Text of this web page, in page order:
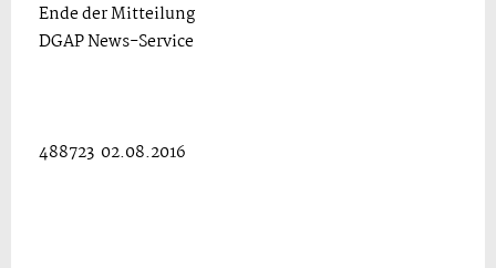
Ende der Mitteilung
DGAP News-Service
488723 02.08.2016